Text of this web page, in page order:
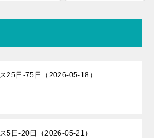
25日-75日（2026-05-18）
5日-20日（2026-05-21）